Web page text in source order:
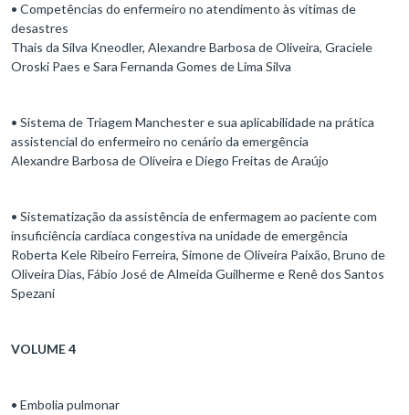
• Competências do enfermeiro no atendimento às vítimas de
desastres
Thais da Silva Kneodler, Alexandre Barbosa de Oliveira, Graciele
Oroski Paes e Sara Fernanda Gomes de Lima Silva
• Sistema de Triagem Manchester e sua aplicabilidade na prática
assistencial do enfermeiro no cenário da emergência
Alexandre Barbosa de Oliveira e Diego Freitas de Araújo
• Sistematização da assistência de enfermagem ao paciente com
insuficiência cardíaca congestiva na unidade de emergência
Roberta Kele Ribeiro Ferreira, Simone de Oliveira Paixão, Bruno de
Oliveira Dias, Fábio José de Almeida Guilherme e Renê dos Santos
Spezani
VOLUME 4
• Embolia pulmonar